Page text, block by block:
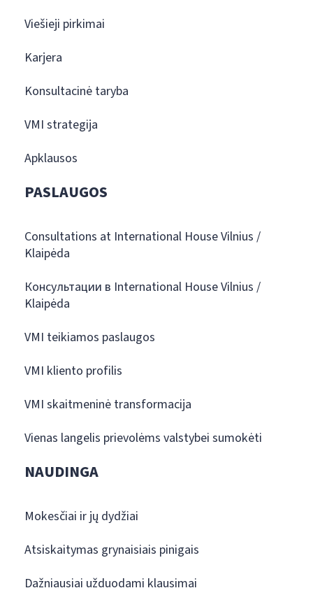
Viešieji pirkimai
Karjera
Konsultacinė taryba
VMI strategija
Apklausos
PASLAUGOS
Consultations at International House Vilnius /
Klaipėda
Консультации в International House Vilnius /
Klaipėda
VMI teikiamos paslaugos
VMI kliento profilis
VMI skaitmeninė transformacija
Vienas langelis prievolėms valstybei sumokėti
NAUDINGA
Mokesčiai ir jų dydžiai
Atsiskaitymas grynaisiais pinigais
Dažniausiai užduodami klausimai